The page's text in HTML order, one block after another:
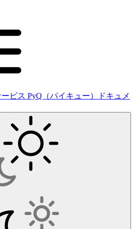
ビス PyQ（パイキュー）ドキュメ